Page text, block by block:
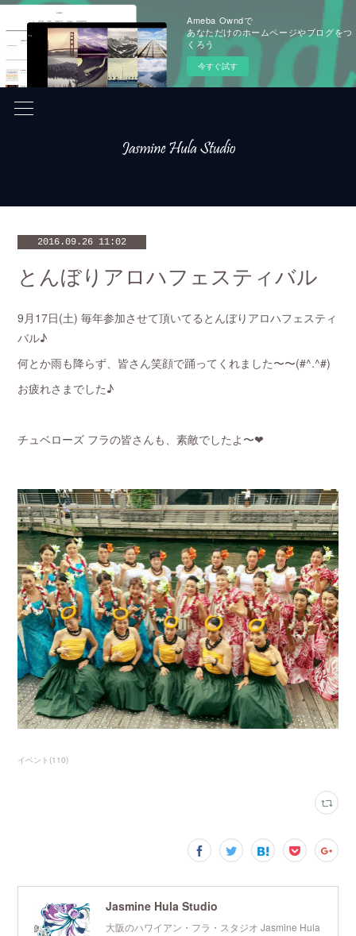
Ameba Owndで
あなただけのホームページやブログをつ
くろう
今すぐ試す
2016.09.26 11:02
とんぼりアロハフェスティバル
9月17日(土) 毎年参加させて頂いてるとんぼりアロハフェスティ
バル♪
何とか雨も降らず、皆さん笑顔で踊ってくれました〜〜(#^.^#)
お疲れさまでした♪
チュベローズ フラの皆さんも、素敵でしたよ〜❤
イベント (110)
Jasmine Hula Studio
大阪のハワイアン・フラ・スタジオ Jasmine Hula